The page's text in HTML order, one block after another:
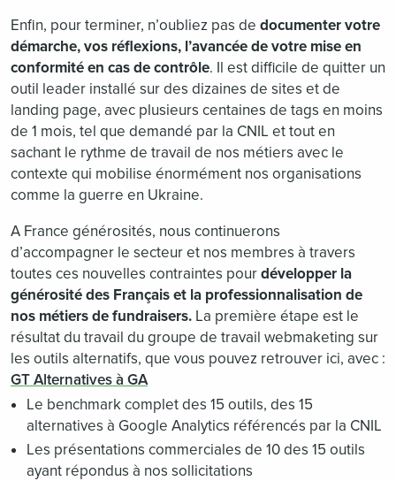
Enfin, pour terminer, n’oubliez pas de documenter votre
démarche, vos réflexions, l’avancée de votre mise en
conformité en cas de contrôle. Il est difficile de quitter un
outil leader installé sur des dizaines de sites et de
landing page, avec plusieurs centaines de tags en moins
de 1 mois, tel que demandé par la CNIL et tout en
sachant le rythme de travail de nos métiers avec le
contexte qui mobilise énormément nos organisations
comme la guerre en Ukraine.
A France générosités, nous continuerons
d’accompagner le secteur et nos membres à travers
toutes ces nouvelles contraintes pourdévelopper la
générosité des Français et la professionnalisation de
nos métiers de fundraisers. La première étape est le
résultat du travail du groupe de travail webmaketing sur
les outils alternatifs, que vous pouvez retrouver ici, avec :
GT Alternatives à GA
Le benchmark complet des 15 outils, des 15
alternatives à Google Analytics référencés par la CNIL
Les présentations commerciales de 10 des 15 outils
ayant répondus à nos sollicitations